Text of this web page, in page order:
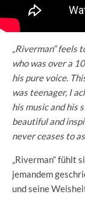
„Riverman“ feels
who was over a
his pure voice.
was teenager, I
his music and his
beautiful and
never ceases to
„Riverman“ fühlt
jemandem
und seine